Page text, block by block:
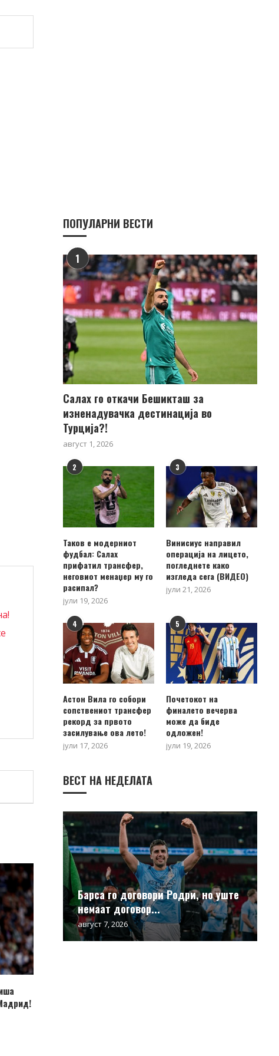
ПОПУЛАРНИ ВЕСТИ
1
Салах го откачи Бешикташ за
изненадувачка дестинација во
Турција?!
август 1, 2026
2
Таков е модерниот
фудбал: Салах
прифатил трансфер,
неговиот менаџер му го
расипал?
јули 19, 2026
3
Винисиус направил
операција на лицето,
погледнете како
изгледа сега (ВИДЕО)
јули 21, 2026
4
Астон Вила го собори
сопствениот трансфер
рекорд за првото
засилување ова лето!
јули 17, 2026
5
Почетокот на
финалето вечерва
може да биде
одложен!
јули 19, 2026
ВЕСТ НА НЕДЕЛАТА
Барса го договори Родри, но уште
немаат договор...
август 7, 2026